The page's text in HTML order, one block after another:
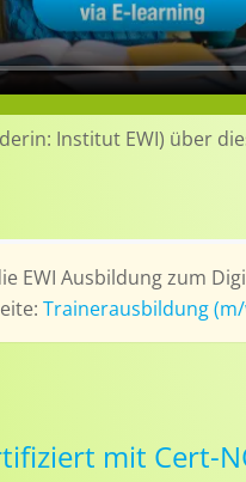
Institut EWI) über
EWI Ausbildung zum
Trainerausbildung
mit Cert-